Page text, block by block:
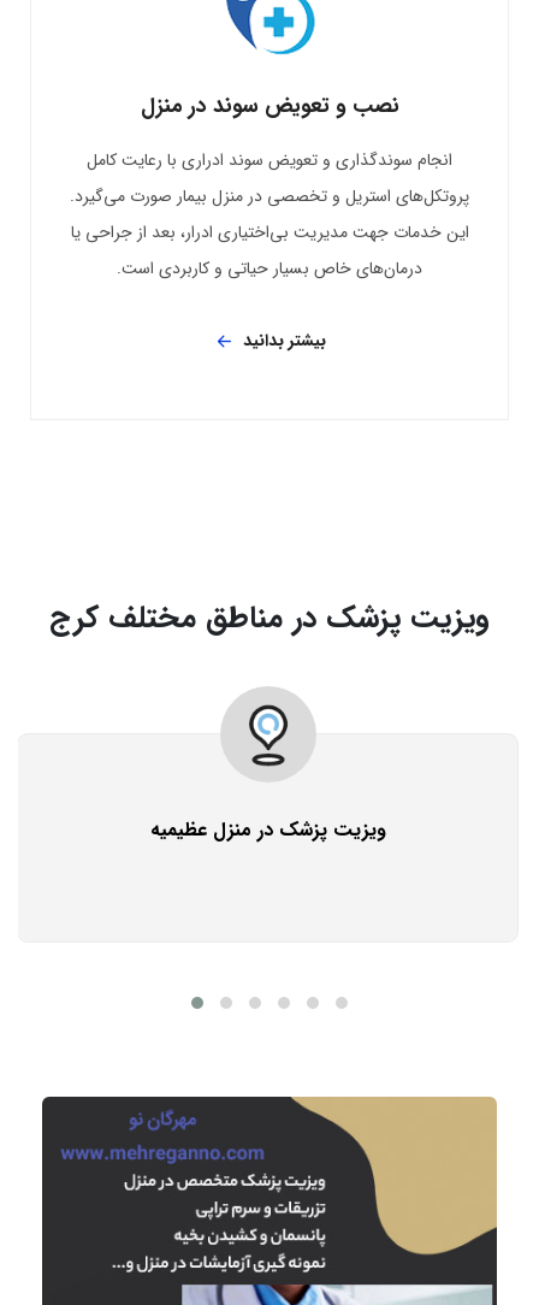
نصب و تعویض سوند در منزل
انجام سوندگذاری و تعویض سوند ادراری با رعایت کامل
پروتکل‌های استریل و تخصصی در منزل بیمار صورت می‌گیرد.
این خدمات جهت مدیریت بی‌اختیاری ادرار، بعد از جراحی یا
درمان‌های خاص بسیار حیاتی و کاربردی است.
بیشتر بدانید
ویزیت پزشک در مناطق مختلف کرج
ویزیت پزشک در منزل عظیمیه